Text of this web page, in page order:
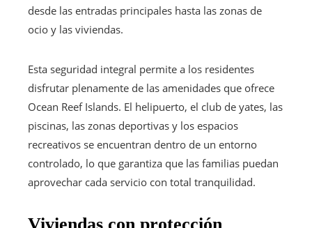
desde las entradas principales hasta las zonas de
ocio y las viviendas.
Esta seguridad integral permite a los residentes
disfrutar plenamente de las amenidades que ofrece
Ocean Reef Islands. El helipuerto, el club de yates, las
piscinas, las zonas deportivas y los espacios
recreativos se encuentran dentro de un entorno
controlado, lo que garantiza que las familias puedan
aprovechar cada servicio con total tranquilidad.